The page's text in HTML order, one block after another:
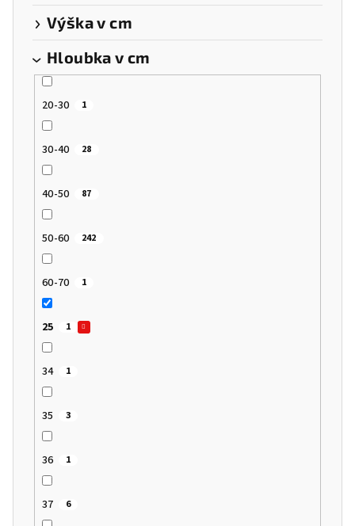
Výška v cm
Hloubka v cm
20-30 1
30-40 28
40-50 87
50-60 242
60-70 1
25 1
34 1
35 3
36 1
37 6